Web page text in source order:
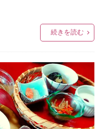
続きを読む